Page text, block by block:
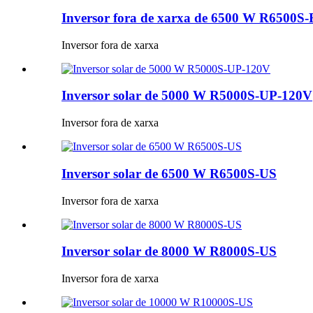
Inversor fora de xarxa de 6500 W R6500S-
Inversor fora de xarxa
Inversor solar de 5000 W R5000S-UP-120V
Inversor fora de xarxa
Inversor solar de 6500 W R6500S-US
Inversor fora de xarxa
Inversor solar de 8000 W R8000S-US
Inversor fora de xarxa